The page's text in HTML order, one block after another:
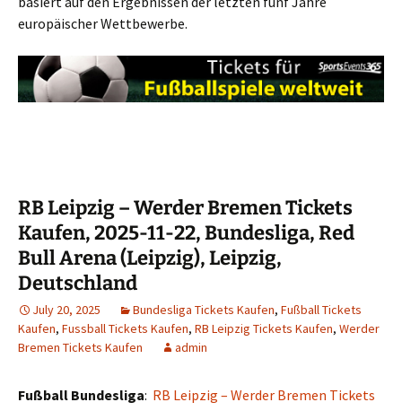
europäischer Wettbewerbe.
RB Leipzig – Werder Bremen Tickets
Kaufen, 2025-11-22, Bundesliga, Red
Bull Arena (Leipzig), Leipzig,
Deutschland
July 20, 2025 Bundesliga Tickets Kaufen, Fußball Tickets
Kaufen, Fussball Tickets Kaufen, RB Leipzig Tickets Kaufen, Werder
Bremen Tickets Kaufen
admin
Fußball Bundesliga: RB Leipzig – Werder Bremen Tickets